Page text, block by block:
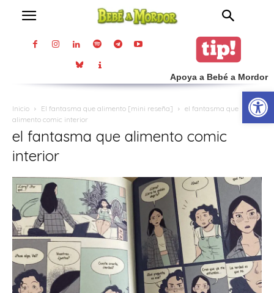
Apoya a Bebé a Mordor
Inicio El fantasma que alimento [mini reseña]
el fantasma que
alimento comic interior
el fantasma que alimento comic
interior